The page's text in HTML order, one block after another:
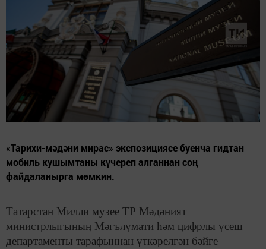
«Тарихи-мәдәни мирас» экспозициясе буенча гидтан
мобиль кушымтаны күчереп алганнан соң
файдаланырга мөмкин.
Татарстан Милли музее ТР Мәдәният
министрлыгының Мәгълүмати һәм цифрлы үсеш
департаменты тарафыннан үткәрелгән бәйге